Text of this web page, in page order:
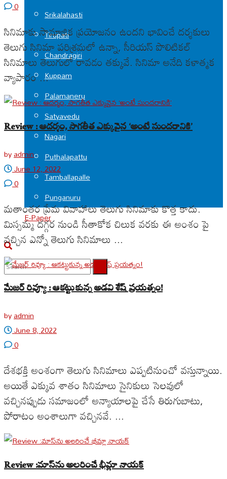
Srikalahasti
Tirupati
Chandragiri
Kuppam
Palamaneru
Satyavedu
Nagari
Puthalapattu
Tamballapalle
Punganuru
E-Paper
No Result
0
సినిమాకు సామాజిక ప్రయోజనం ఉందని భావించే దర్శకులు
తెలుగు సినిమా పరిశ్రమలో ఉన్నా, సీరియస్ పొలిటికల్
సినిమాలు తెలుగులో రావడం తక్కువే. సినిమా అనేది కళాత్మక
వ్యాపారం ...
Review : ఆదర్శం, సాగతీత ఎక్కువైన ‘అంటే సుందరానికి’
byadmin
June 12, 2022
0
మతాంతర ప్రేమ వివాహాలు తెలుగు సినిమాకు కొత్త కాదు.
మిస్సమ్మ దగ్గర నుండి సీతాకోక చిలుక వరకు ఈ అంశం పై
వచ్చిన ఎన్నో తెలుగు సినిమాలు ...
మేజర్ రివ్యూ : ఆకట్టుకున్న అడవి శేష్ ప్రయత్నం!
byadmin
June 8, 2022
0
దేశభక్తి అంశంగా తెలుగు సినిమాలు ఎప్పటినుంచో వస్తున్నాయి.
అయితే ఎక్కువ శాతం సినిమాలు సైనికులు సెలవులో
వచ్చినప్పుడు సమాజంలో అన్యాయాలపై చేసే తిరుగుబాటు,
పోరాటం అంశాలుగా వచ్చినవే. ...
Review :మాస్‌ను అలరించే భీమ్లా నాయక్